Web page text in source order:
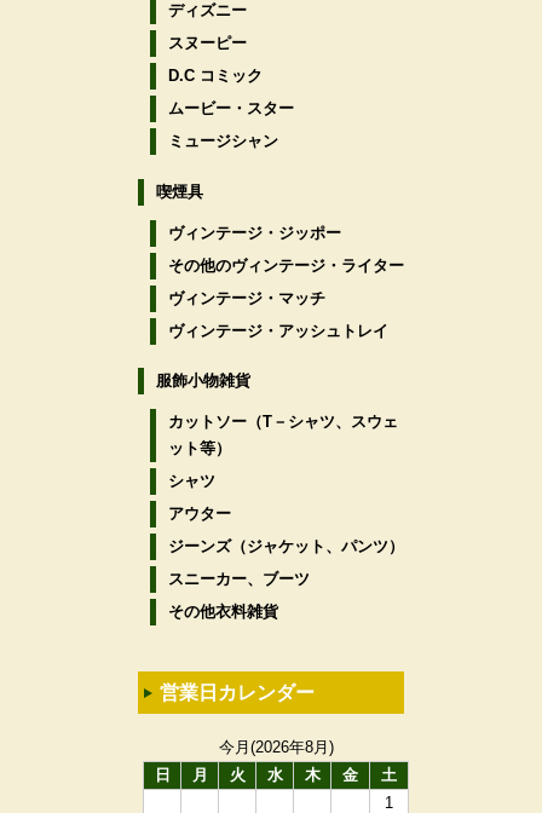
ディズニー
スヌーピー
D.C コミック
ムービー・スター
ミュージシャン
喫煙具
ヴィンテージ・ジッポー
その他のヴィンテージ・ライター
ヴィンテージ・マッチ
ヴィンテージ・アッシュトレイ
服飾小物雑貨
カットソー（T－シャツ、スウェ
ット等）
シャツ
アウター
ジーンズ（ジャケット、パンツ）
スニーカー、ブーツ
その他衣料雑貨
営業日カレンダー
今月(2026年8月)
日
月 火 水 木 金
土
1